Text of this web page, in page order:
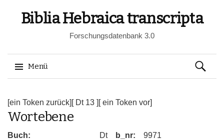
Biblia Hebraica transcripta
Forschungsdatenbank 3.0
Menü
zum
Inhalt
Suchen
nach:
[ein Token zurück] [ Dt 13 ] [ ein Token vor]
Wortebene
Buch: Dt b_nr: 9971